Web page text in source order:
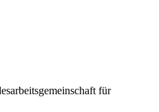
für